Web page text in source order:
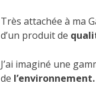
Très attachée à ma
d’un produit de
J’ai imaginé une
de l’environnement.